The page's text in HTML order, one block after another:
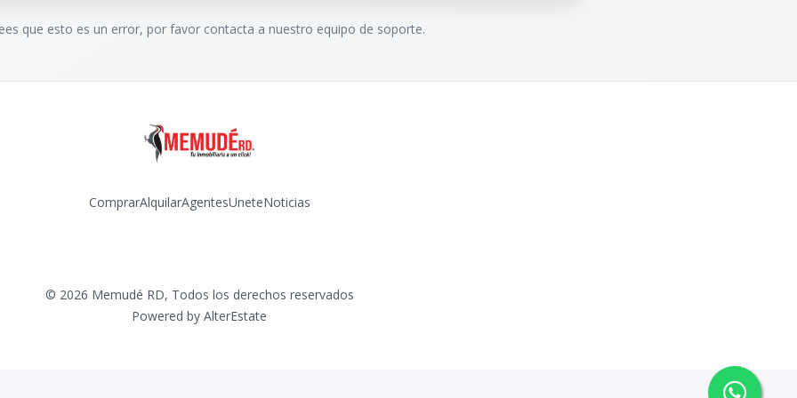
que esto es un error, por favor contacta a nuestro equipo de soporte.
ComprarAlquilarAgentesUneteNoticias
© 2026 Memudé RD, Todos los derechos reservados
Powered by AlterEstate